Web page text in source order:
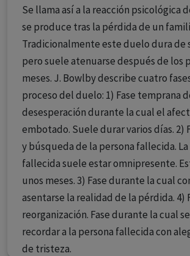
Se llama así a la reacción psicológica
se produce tras la pérdida de un
Tradicionalmente este duelo dura de
pero suele atenuarse después de los
meses. J. Bowlby describe cuatro
proceso del duelo: 1) Fase temprana
desesperación durante la cual el
embotado. Suele durar varios días. 2)
y búsqueda de la persona fallecida.
fallecida suele estar omnipresente.
unos meses. 3) Fase durante la cual
asentarse la realidad de la pérdida. 4)
reorganización. Fase durante la cual
recordar a la persona fallecida con
de tristeza.